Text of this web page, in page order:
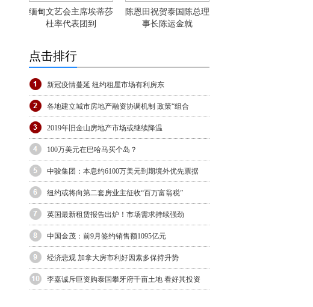
缅甸文艺会主席埃蒂莎
杜率代表团到
陈恩田祝贺泰国陈总理
事长陈运金就
点击排行
新冠疫情蔓延 纽约租屋市场有利房东
各地建立城市房地产融资协调机制 政策“组合
2019年旧金山房地产市场或继续降温
100万美元在巴哈马买个岛？
中骏集团：本息约6100万美元到期境外优先票据
纽约或将向第二套房业主征收“百万富翁税”
英国最新租赁报告出炉！市场需求持续强劲
中国金茂：前9月签约销售额1095亿元
经济悲观 加拿大房市利好因素多保持升势
李嘉诚斥巨资购泰国攀牙府千亩土地 看好其投资